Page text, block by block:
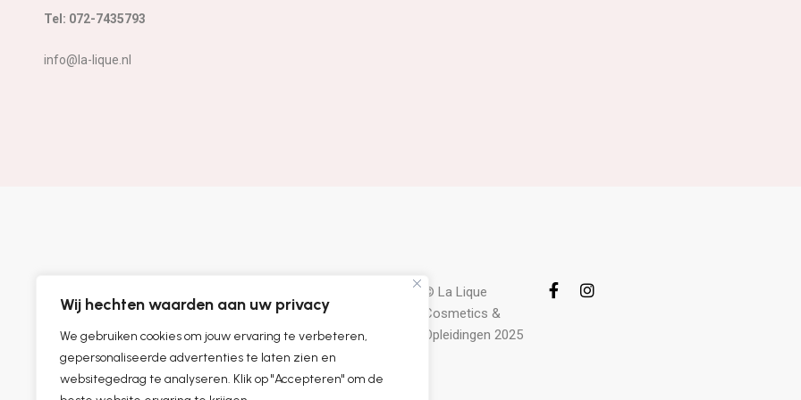
Wij hechten waarden aan uw privacy
We gebruiken cookies om jouw ervaring te verbeteren,
gepersonaliseerde advertenties te laten zien en
websitegedrag te analyseren. Klik op "Accepteren" om de
Tel: 072-7435793
info@la-lique.nl
© La Lique
Cosmetics &
Opleidingen 2025